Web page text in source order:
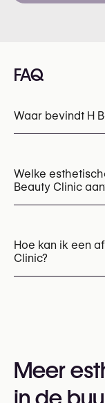
FAQ
Waar bevindt H
Welke
Beauty Clinic
Laserontharing
Hoe kan ik een
Clinic?
https://h-
Meer